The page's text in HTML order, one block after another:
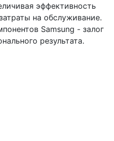
эффективность
на обслуживание.
Samsung - залог
результата.